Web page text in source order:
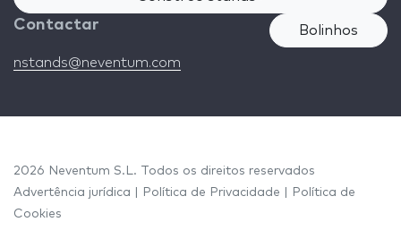
Contactar
nstands@neventum.com
Bolinhos
2026 Neventum S.L. Todos os direitos reservados
Advertência jurídica
Política de Privacidade
Política de
Cookies